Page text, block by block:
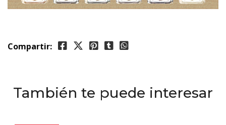
Compartir:
También te puede interesar